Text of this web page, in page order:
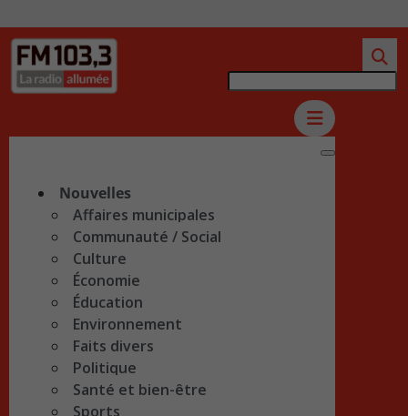
Nouvelles
Affaires municipales
Communauté / Social
Culture
Économie
Éducation
Environnement
Faits divers
Politique
Santé et bien-être
Sports